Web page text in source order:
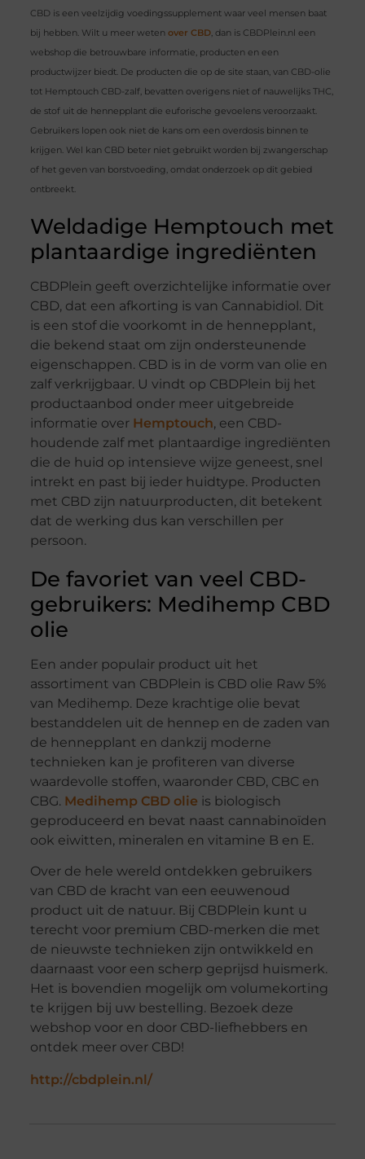
CBD is een veelzijdig voedingssupplement waar veel mensen baat
bij hebben. Wilt u meer weten over CBD, dan is CBDPlein.nl een
webshop die betrouwbare informatie, producten en een
productwijzer biedt. De producten die op de site staan, van CBD-olie
tot Hemptouch CBD-zalf, bevatten overigens niet of nauwelijks THC,
de stof uit de hennepplant die euforische gevoelens veroorzaakt.
Gebruikers lopen ook niet de kans om een overdosis binnen te
krijgen. Wel kan CBD beter niet gebruikt worden bij zwangerschap
of het geven van borstvoeding, omdat onderzoek op dit gebied
ontbreekt.
Weldadige Hemptouch met
plantaardige ingrediënten
CBDPlein geeft overzichtelijke informatie over
CBD, dat een afkorting is van Cannabidiol. Dit
is een stof die voorkomt in de hennepplant,
die bekend staat om zijn ondersteunende
eigenschappen. CBD is in de vorm van olie en
zalf verkrijgbaar. U vindt op CBDPlein bij het
productaanbod onder meer uitgebreide
informatie over Hemptouch, een CBD-
houdende zalf met plantaardige ingrediënten
die de huid op intensieve wijze geneest, snel
intrekt en past bij ieder huidtype. Producten
met CBD zijn natuurproducten, dit betekent
dat de werking dus kan verschillen per
persoon.
De favoriet van veel CBD-
gebruikers: Medihemp CBD
olie
Een ander populair product uit het
assortiment van CBDPlein is CBD olie Raw 5%
van Medihemp. Deze krachtige olie bevat
bestanddelen uit de hennep en de zaden van
de hennepplant en dankzij moderne
technieken kan je profiteren van diverse
waardevolle stoffen, waaronder CBD, CBC en
CBG. Medihemp CBD olie is biologisch
geproduceerd en bevat naast cannabinoïden
ook eiwitten, mineralen en vitamine B en E.
Over de hele wereld ontdekken gebruikers
van CBD de kracht van een eeuwenoud
product uit de natuur. Bij CBDPlein kunt u
terecht voor premium CBD-merken die met
de nieuwste technieken zijn ontwikkeld en
daarnaast voor een scherp geprijsd huismerk.
Het is bovendien mogelijk om volumekorting
te krijgen bij uw bestelling. Bezoek deze
webshop voor en door CBD-liefhebbers en
ontdek meer over CBD!
http://cbdplein.nl/